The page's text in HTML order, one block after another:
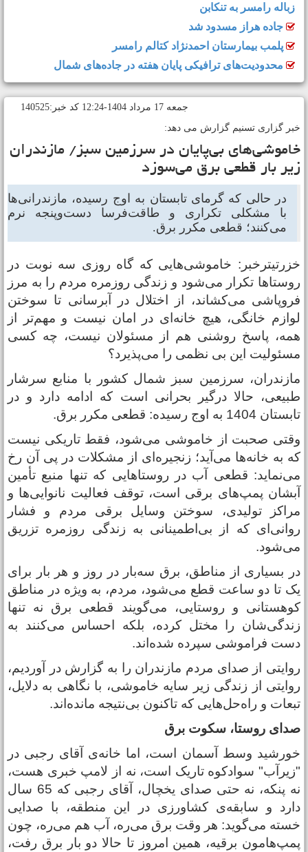
زباله رامسر به تنکابن
جاده هراز مسدود شد
پلمب بیمارستان احمدنژاد کتالم رامسر
محدودیت‌های ترافیکی پایان هفته در جاده‌های شمال
جمعه 17 مرداد 1404-12:24 کد خبر:140525
گزاری تسنیم گزارش می دهد:
بی‌پایان در سرزمین سبز/ مازندران
بار قطعی برق می‌سوزد
در حالی که گرمای تابستان به اوج رسیده، مازندرانی‌ها
با مشکلی تکراری و طاقت‌فرسا دست‌وپنجه نرم
می‌کنند؛ قطعی مکرر برق.
خاموشی‌هایی که گاه روزی سه نوبت در
تکرار می‌شود و زندگی روزمره مردم را به مرز
می‌کشاند، از اختلال در آبرسانی تا سوختن
خانگی، هیچ خانه‌ای در امان نیست و مهم‌تر از
پاسخ روشنی هم از مسئولان نیست، چه کسی
این بی نظمی را می‌پذیرد؟
سرزمین سبز شمال کشور با منابع سرشار
حالا درگیر بحرانی‌ است که ادامه دارد و در
1404 به اوج رسیده: قطعی مکرر برق.
صحبت از خاموشی می‌شود، فقط تاریکی نیست
به خانه‌ها می‌آید؛ زنجیره‌ای از مشکلات در پی آن رخ
قطعی آب در روستاهایی که تنها منبع تأمین
پمپ‌های برقی است، توقف فعالیت نانوایی‌ها و
تولیدی، سوختن وسایل برقی مردم و فشار
که از بی‌اطمینانی به زندگی روزمره تزریق
بسیاری از مناطق، برق سه‌بار در روز و هر بار برای
تا دو ساعت قطع می‌شود، مردم، به ‌ویژه در مناطق
و روستایی، می‌گویند قطعی برق نه‌ تنها
را مختل کرده، بلکه احساس می‌کنند به
فراموشی سپرده شده‌اند.
از صدای مردم مازندران را به گزارش در ‌آوردیم،
از زندگی زیر سایه خاموشی، با نگاهی به دلایل،
و راه‌حل‌هایی که تاکنون بی‌نتیجه مانده‌اند.
روستا، سکوت برق
وسط آسمان است، اما خانه‌ی آقای رجبی در
سوادکوه تاریک است، نه از لامپ خبری هست،
نه پنکه، نه حتی صدای یخچال، آقای رجبی که 65 سال
و سابقه‌ی کشاورزی در این منطقه، با صدایی
می‌گوید: هر وقت برق می‌ره، آب هم می‌ره، چون
برقیه، همین امروز تا حالا دو بار برق رفت،